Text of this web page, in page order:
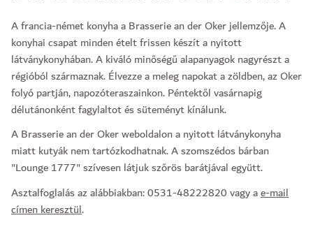
A francia-német konyha a Brasserie an der Oker jellemzője. A
konyhai csapat minden ételt frissen készít a nyitott
látványkonyhában. A kiváló minőségű alapanyagok nagyrészt a
régióból származnak. Élvezze a meleg napokat a zöldben, az Oker
folyó partján, napozóteraszainkon. Péntektől vasárnapig
délutánonként fagylaltot és süteményt kínálunk.
A Brasserie an der Oker weboldalon a nyitott látványkonyha
miatt kutyák nem tartózkodhatnak. A szomszédos bárban
"Lounge 1777" szívesen látjuk szőrös barátjával együtt.
Asztalfoglalás az alábbiakban: 0531-48222820 vagy ae-mail
címen keresztül.